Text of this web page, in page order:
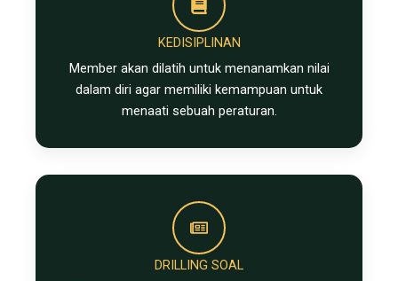
KEDISIPLINAN
Member akan dilatih untuk menanamkan nilai
dalam diri agar memiliki kemampuan untuk
menaati sebuah peraturan.
DRILLING SOAL​